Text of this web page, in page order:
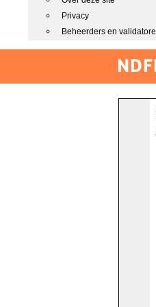
Privacy
Beheerders en